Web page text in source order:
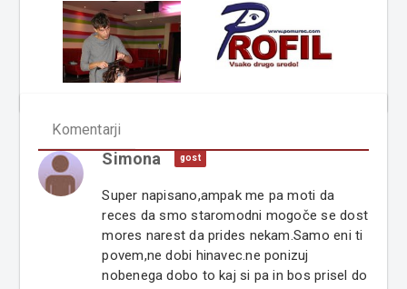
Komentarji
Simona gost
Super napisano,ampak me pa moti da
reces da smo staromodni mogoče se dost
mores narest da prides nekam.Samo eni ti
povem,ne dobi hinavec.ne ponizuj
nobenega dobo to kaj si pa in bos prisel do